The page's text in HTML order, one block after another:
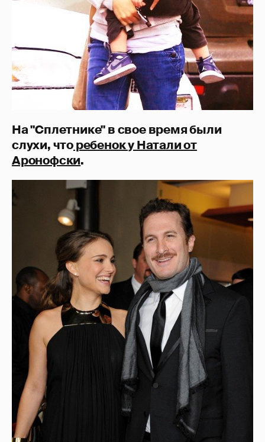
На "Сплетнике" в свое время были
слухи, чторебенок у Натали от
Аронофски.